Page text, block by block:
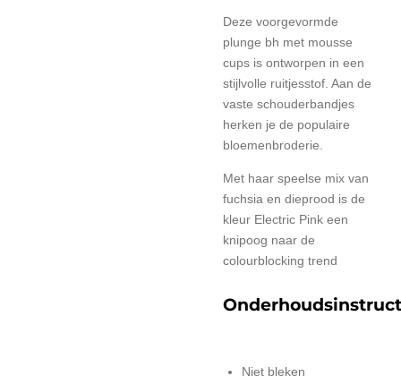
Deze voorgevormde
plunge bh met mousse
cups is ontworpen in een
stijlvolle ruitjesstof. Aan de
vaste schouderbandjes
herken je de populaire
bloemenbroderie.
Met haar speelse mix van
fuchsia en dieprood is de
kleur Electric Pink een
knipoog naar de
colourblocking trend
Niet bleken